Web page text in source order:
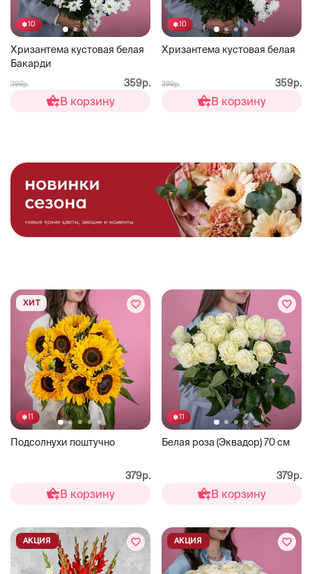
10
Хризантема кустовая белая
Бакарди
399р. 359р.
В корзину
10
Хризантема кустовая белая
399р. 359р.
В корзину
11
Подсолнухи поштучно
ХИТ
379р.
В корзину
11
Белая роза (Эквадор) 70 см
379р.
В корзину
АКЦИЯ АКЦИЯ